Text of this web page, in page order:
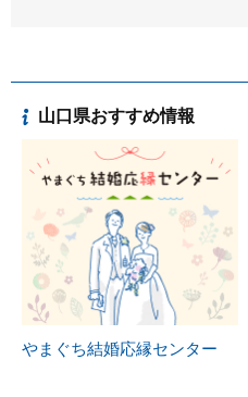
山口県おすすめ情報
やまぐち結婚応縁センター